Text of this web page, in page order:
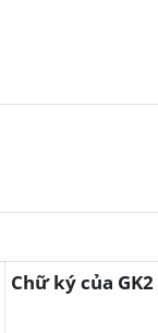
Chữ ký của GK2